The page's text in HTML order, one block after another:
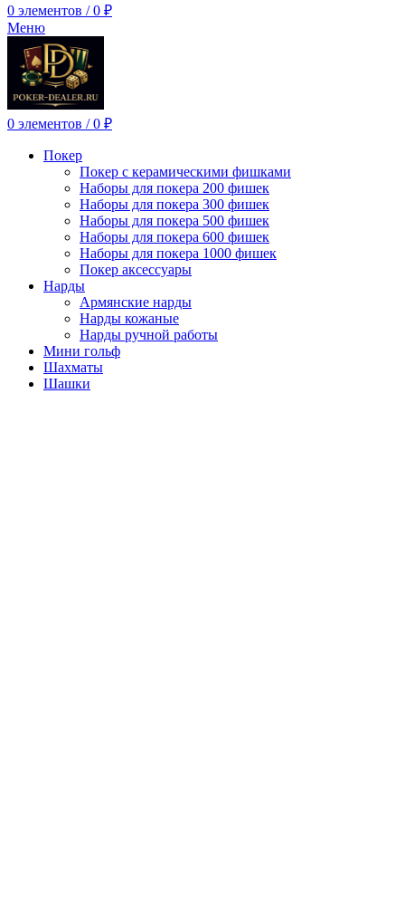
0 элементов / 0 ₽
Меню
0 элементов / 0 ₽
Покер
Покер с керамическими фишками
Наборы для покера 200 фишек
Наборы для покера 300 фишек
Наборы для покера 500 фишек
Наборы для покера 600 фишек
Наборы для покера 1000 фишек
Покер аксессуары
Нарды
Армянские нарды
Нарды кожаные
Нарды ручной работы
Мини гольф
Шахматы
Шашки